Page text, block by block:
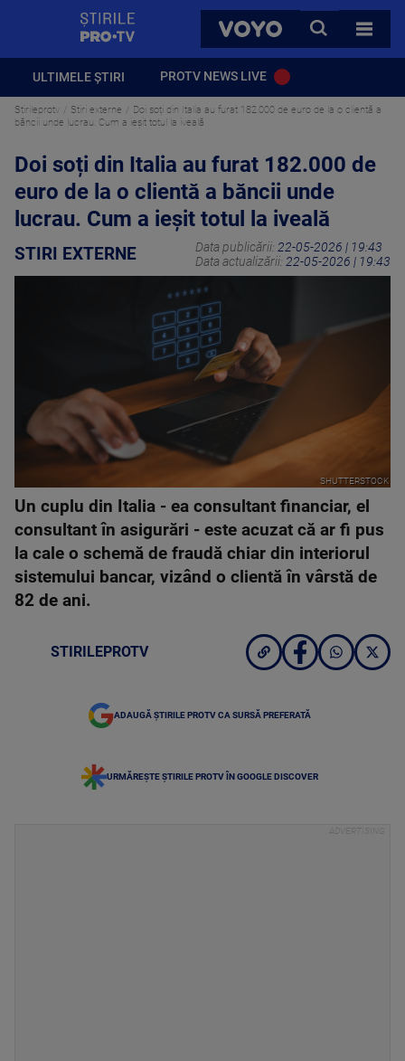
VOYO
CAUTA
TOATE
ULTIMELE ȘTIRI PROTV NEWS LIVE
Stirileprotv Stiri externe
Doi soți din Italia au furat 182.000 de euro de la o clientă a
băncii unde lucrau. Cum a ieșit totul la iveală
Doi soți din Italia au furat 182.000 de
euro de la o clientă a băncii unde
lucrau. Cum a ieșit totul la iveală
STIRI EXTERNE Data publicării: 22-05-2026 | 19:43
Data actualizării: 22-05-2026 | 19:43
SHUTTERSTOCK
Un cuplu din Italia - ea consultant financiar, el
consultant în asigurări - este acuzat că ar fi pus
la cale o schemă de fraudă chiar din interiorul
sistemului bancar, vizând o clientă în vârstă de
82 de ani.
STIRILEPROTV
ADAUGĂ ȘTIRILE PROTV CA SURSĂ PREFERATĂ
URMĂREȘTE ȘTIRILE PROTV ÎN GOOGLE DISCOVER